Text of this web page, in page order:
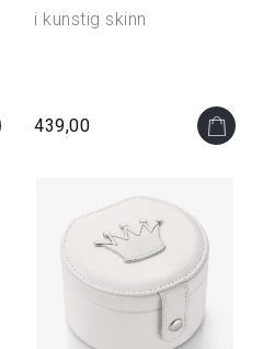
i kunstig skinn
439,00